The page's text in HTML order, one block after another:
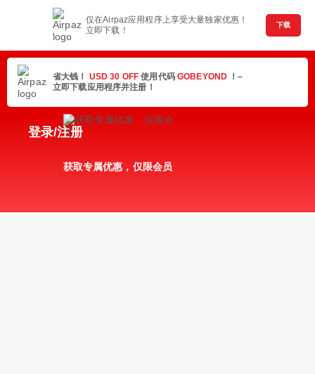
仅在Airpaz应用程序上享受大量独家优惠！
立即下载！
下载
省大钱！ USD 30 OFF使用代码 GOBEYOND ！–
立即下载应用程序并注册！
登录/注册
获取专属优惠，仅限会员